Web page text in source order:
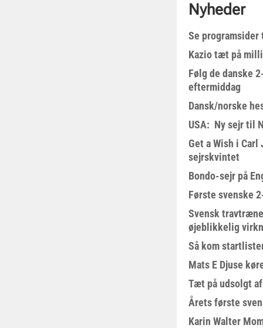
Nyheder
Se
Kazio tæt på
Følg de danske
eftermiddag
Dansk/norske
USA: Ny sejr til
Get a Wish i Carl
sejrskvintet
Bondo-sejr på
Første svenske
Svensk
øjeblikkelig
Så kom
Mats E Djuse
Tæt på udsolgt
Årets første
Karin Walter